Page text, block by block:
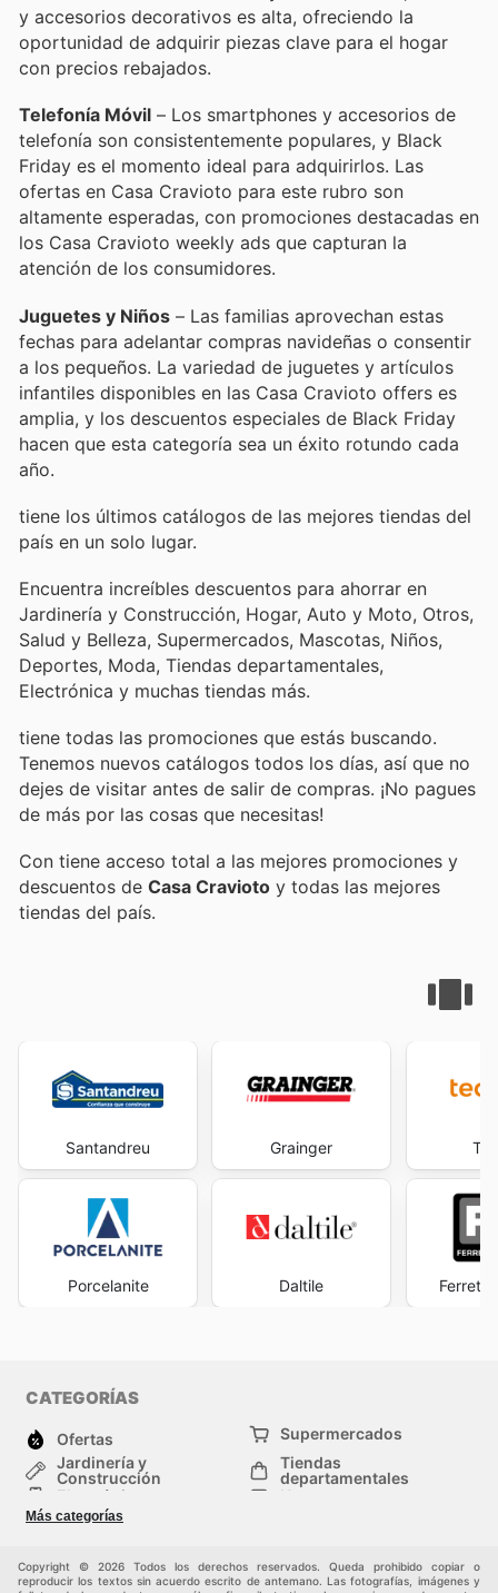
y accesorios decorativos es alta, ofreciendo la
oportunidad de adquirir piezas clave para el hogar
con precios rebajados.
Telefonía Móvil – Los smartphones y accesorios de
telefonía son consistentemente populares, y Black
Friday es el momento ideal para adquirirlos. Las
ofertas en Casa Cravioto para este rubro son
altamente esperadas, con promociones destacadas en
los Casa Cravioto weekly ads que capturan la
atención de los consumidores.
Juguetes y Niños – Las familias aprovechan estas
fechas para adelantar compras navideñas o consentir
a los pequeños. La variedad de juguetes y artículos
infantiles disponibles en las Casa Cravioto offers es
amplia, y los descuentos especiales de Black Friday
hacen que esta categoría sea un éxito rotundo cada
año.
tiene los últimos catálogos de las mejores tiendas del
país en un solo lugar.
Encuentra increíbles descuentos para ahorrar en
Jardinería y Construcción, Hogar, Auto y Moto, Otros,
Salud y Belleza, Supermercados, Mascotas, Niños,
Deportes, Moda, Tiendas departamentales,
Electrónica y muchas tiendas más.
tiene todas las promociones que estás buscando.
Tenemos nuevos catálogos todos los días, así que no
dejes de visitar antes de salir de compras. ¡No pagues
de más por las cosas que necesitas!
Con tiene acceso total a las mejores promociones y
descuentos de Casa Cravioto y todas las mejores
tiendas del país.
Santandreu
Porcelanite
Grainger
Daltile
CATEGORÍAS
Ofertas
Supermercados
Jardinería y
Construcción
Tiendas
departamentales
Electrónica
Hogar
Salud y Belleza
Otros
Más categorías
Copyright © 2026 Todos los derechos reservados. Queda prohibido copiar o
reproducir los textos sin acuerdo escrito de antemano. Las fotografías, imágenes y